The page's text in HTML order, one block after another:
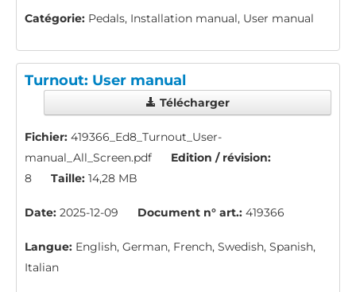
Catégorie: Pedals, Installation manual, User manual
Turnout: User manual
Télécharger
Fichier: 419366_Ed8_Turnout_User-
manual_All_Screen.pdf
Edition / révision:
8
Taille: 14,28 MB
Date: 2025-12-09 Document n° art.: 419366
Langue: English, German, French, Swedish, Spanish,
Italian